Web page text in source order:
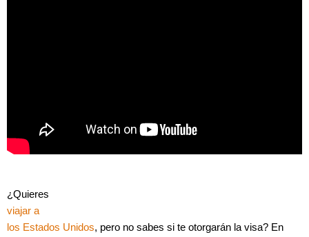
¿Quieres
viajar a
los Estados Unidos, pero no sabes si te otorgarán la visa? En